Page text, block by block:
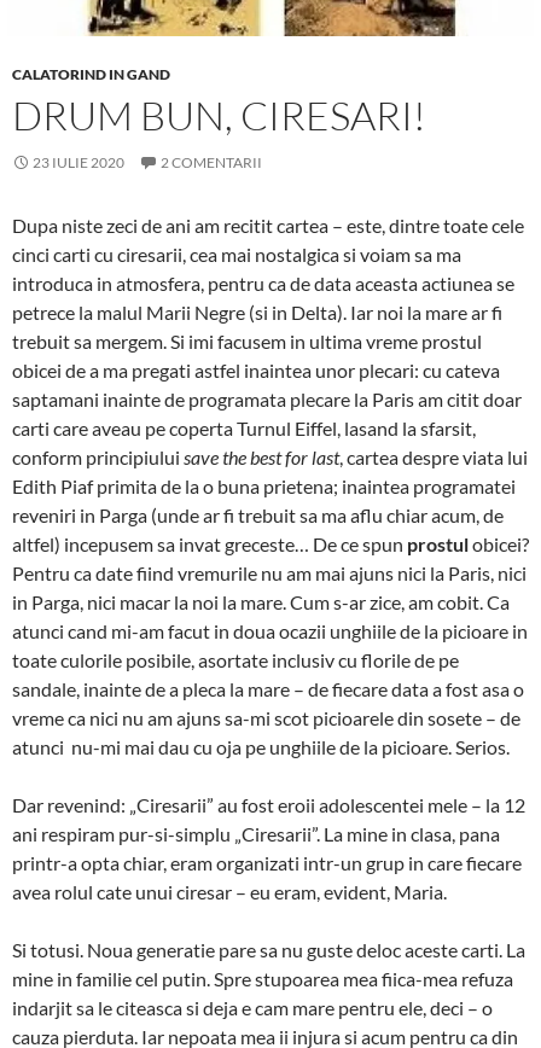
CALATORIND IN GAND
DRUM BUN, CIRESARI!
23 IULIE 2020 2 COMENTARII
Dupa niste zeci de ani am recitit cartea – este, dintre toate cele
cinci carti cu ciresarii, cea mai nostalgica si voiam sa ma
introduca in atmosfera, pentru ca de data aceasta actiunea se
petrece la malul Marii Negre (si in Delta). Iar noi la mare ar fi
trebuit sa mergem. Si imi facusem in ultima vreme prostul
obicei de a ma pregati astfel inaintea unor plecari: cu cateva
saptamani inainte de programata plecare la Paris am citit doar
carti care aveau pe coperta Turnul Eiffel, lasand la sfarsit,
conform principiului save the best for last, cartea despre viata lui
Edith Piaf primita de la o buna prietena; inaintea programatei
reveniri in Parga (unde ar fi trebuit sa ma aflu chiar acum, de
altfel) incepusem sa invat greceste… De ce spun prostulobicei?
Pentru ca date fiind vremurile nu am mai ajuns nici la Paris, nici
in Parga, nici macar la noi la mare. Cum s-ar zice, am cobit. Ca
atunci cand mi-am facut in doua ocazii unghiile de la picioare in
toate culorile posibile, asortate inclusiv cu florile de pe
sandale, inainte de a pleca la mare – de fiecare data a fost asa o
vreme ca nici nu am ajuns sa-mi scot picioarele din sosete – de
atunci nu-mi mai dau cu oja pe unghiile de la picioare. Serios.
Dar revenind: „Ciresarii” au fost eroii adolescentei mele – la 12
ani respiram pur-si-simplu „Ciresarii”. La mine in clasa, pana
printr-a opta chiar, eram organizati intr-un grup in care fiecare
avea rolul cate unui ciresar – eu eram, evident, Maria.
Si totusi. Noua generatie pare sa nu guste deloc aceste carti. La
mine in familie cel putin. Spre stupoarea mea fiica-mea refuza
indarjit sa le citeasca si deja e cam mare pentru ele, deci – o
cauza pierduta. Iar nepoata mea ii injura si acum pentru ca din